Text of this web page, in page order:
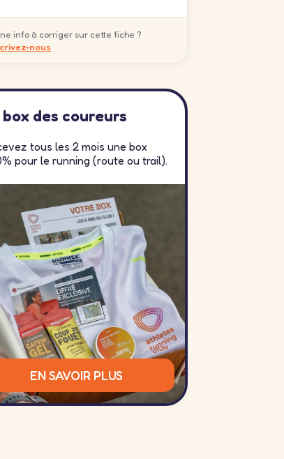
info à corriger sur cette fiche ?
nous
box des coureurs
tous les 2 mois une box
pour le running (route ou trail).
EN SAVOIR PLUS